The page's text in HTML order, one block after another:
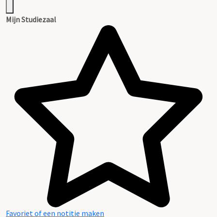
Mijn Studiezaal
Favoriet of een notitie maken